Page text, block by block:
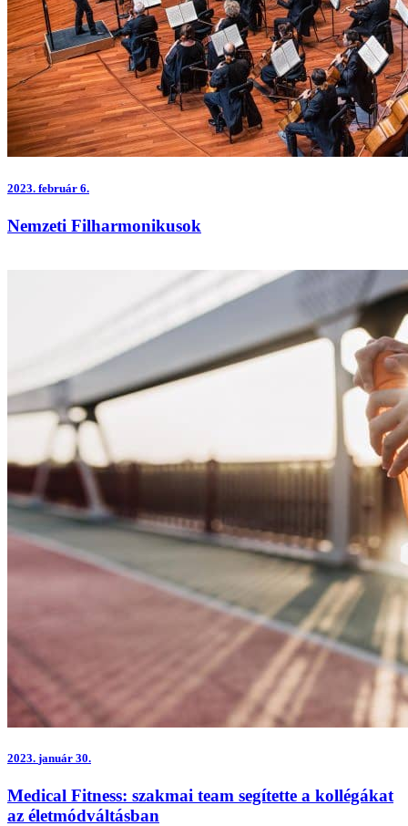
2023. február 6.
Nemzeti Filharmonikusok
2023. január 30.
Medical Fitness: szakmai team segítette a kollégákat
az életmódváltásban